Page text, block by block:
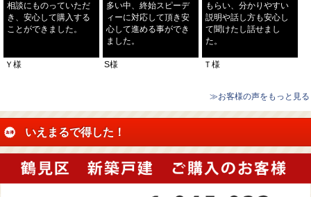
相談にものっていただ
き、安心して購入する
ことができました。
Ｙ様
多い中、終始スピーデ
ィーに対応して頂き安
心して進める事ができ
ました。
S様
もらい、分かりやすい
説明や話し方も安心し
て聞けたし話せまし
た。
Ｔ様
≫お客様の声をもっと見る
いえまるで得した！